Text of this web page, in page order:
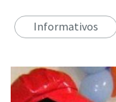
Informativos